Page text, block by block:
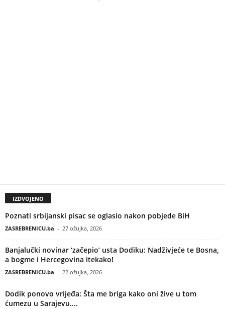
IZDVOJENO
Poznati srbijanski pisac se oglasio nakon pobjede BiH
ZASREBRENICU.ba - 27 ožujka, 2026
Banjalučki novinar ‘začepio’ usta Dodiku: Nadživjeće te Bosna,
a bogme i Hercegovina itekako!
ZASREBRENICU.ba - 22 ožujka, 2026
Dodik ponovo vrijeđa: Šta me briga kako oni žive u tom
ćumezu u Sarajevu....